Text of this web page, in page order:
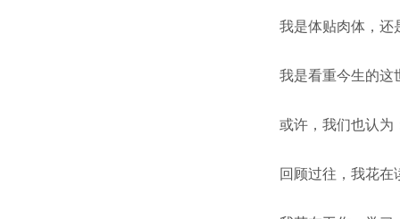
我是体贴肉体，还
我是看重今生的这
或许，我们也认为
回顾过往，我花在